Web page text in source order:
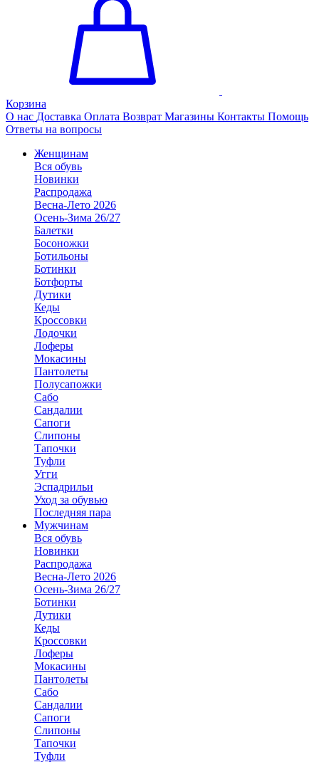
Корзина
О нас Доставка Оплата Возврат Магазины Контакты Помощь
Ответы на вопросы
Женщинам
Вся обувь
Новинки
Распродажа
Весна-Лето 2026
Осень-Зима 26/27
Балетки
Босоножки
Ботильоны
Ботинки
Ботфорты
Дутики
Кеды
Кроссовки
Лодочки
Лоферы
Мокасины
Пантолеты
Полусапожки
Сабо
Сандалии
Сапоги
Слипоны
Тапочки
Туфли
Угги
Эспадрильи
Уход за обувью
Последняя пара
Мужчинам
Вся обувь
Новинки
Распродажа
Весна-Лето 2026
Осень-Зима 26/27
Ботинки
Дутики
Кеды
Кроссовки
Лоферы
Мокасины
Пантолеты
Сабо
Сандалии
Сапоги
Слипоны
Тапочки
Туфли